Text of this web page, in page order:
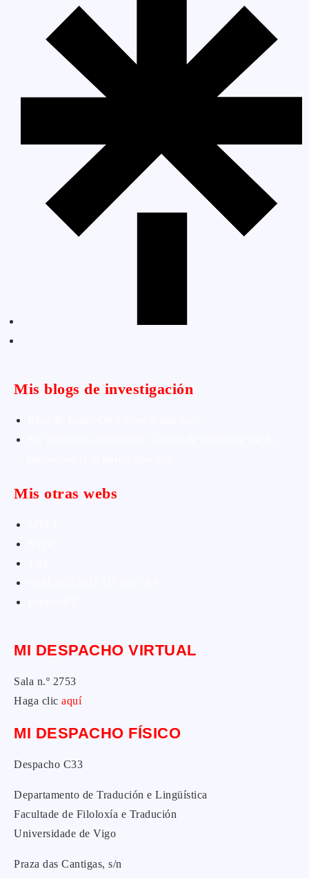
Mis blogs de investigación
Mis otras webs
MI DESPACHO VIRTUAL
Sala n.º 2753
Haga clic aquí
MI DESPACHO FÍSICO
Despacho C33
Departamento de Tradución e Lingüística
Facultade de Filoloxía e Tradución
Universidade de Vigo
Praza das Cantigas, s/n